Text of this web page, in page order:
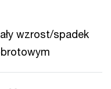
wzrost/spadek